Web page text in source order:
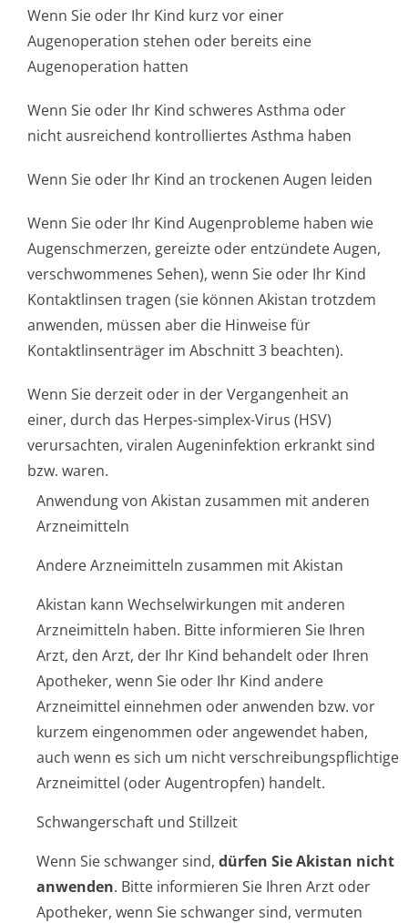
Wenn Sie oder Ihr Kind kurz vor einer
Augenoperation stehen oder bereits eine
Augenoperation hat­ten
Wenn Sie oder Ihr Kind schweres Asthma oder
nicht ausreichend kontrolliertes Asthma haben
Wenn Sie oder Ihr Kind an trockenen Augen leiden
Wenn Sie oder Ihr Kind Augenprobleme haben wie
Augenschmerzen, gereizte oder entzündete Augen,
verschwommenes Sehen), wenn Sie oder Ihr Kind
Kontaktlinsen tragen (sie können Akistan trotzdem
anwenden, müssen aber die Hinweise für
Kontaktlinsenträger im Abschnitt 3 beachten).
Wenn Sie derzeit oder in der Vergangenheit an
einer, durch das Herpes-simplex-Virus (HSV)
verursachten, viralen Augeninfektion erkrankt sind
bzw. waren.
Anwendung von Akistan zusammen mit anderen
Arzneimitteln
Andere Arzneimitteln zusammen mit Akistan
Akistan kann Wechselwirkungen mit anderen
Arzneimitteln haben. Bitte informieren Sie Ihren
Arzt, den Arzt, der Ihr Kind behandelt oder Ihren
Apotheker, wenn Sie oder Ihr Kind andere
Arzneimittel einnehmen oder anwenden bzw. vor
kurzem eingenommen oder angewendet haben,
auch wenn es sich um nicht verschreibungspflichti­ge
Arzneimittel (oder Augentropfen) handelt.
Schwangerschaft und Stillzeit
Wenn Sie schwanger sind, dürfen Sie Akistan nicht
anwenden. Bitte informieren Sie Ihren Arzt oder
Apotheker, wenn Sie schwanger sind, vermuten